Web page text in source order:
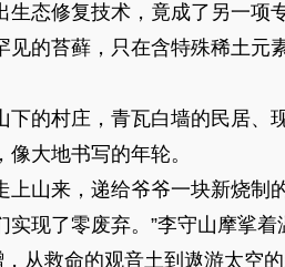
态修复技术，竟成了另一项专
的苔藓，只在含特殊稀土元
的村庄，青瓦白墙的民居、
大地书写的年轮。
来，递给爷爷一块新烧制
现了零废弃。”李守山摩挲
从救命的观音土到遨游太空